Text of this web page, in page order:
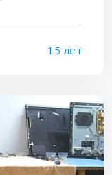
15 лет